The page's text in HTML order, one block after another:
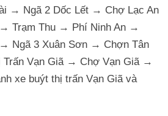
→ Ngã 2 Dốc Lết → Chợ Lạc An
Trạm Thu → Phí Ninh An →
Ngã 3 Xuân Sơn → Chợn Tân
Vạn Giã → Chợ Vạn Giã →
xe buýt thị trấn Vạn Giã và